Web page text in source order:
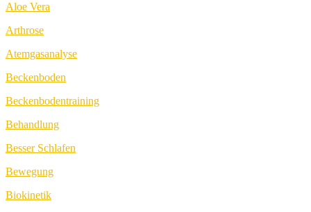
Aloe Vera
Arthrose
Atemgasanalyse
Beckenboden
Beckenbodentraining
Behandlung
Besser Schlafen
Bewegung
Biokinetik